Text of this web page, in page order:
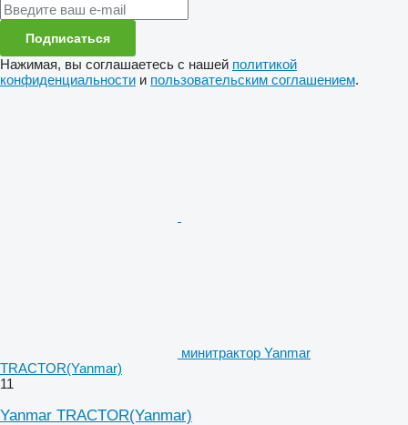
Подписаться
Нажимая, вы соглашаетесь с нашей политикой
конфиденциальности и пользовательским соглашением.
минитрактор Yanmar
TRACTOR(Yanmar)
11
Yanmar TRACTOR(Yanmar)